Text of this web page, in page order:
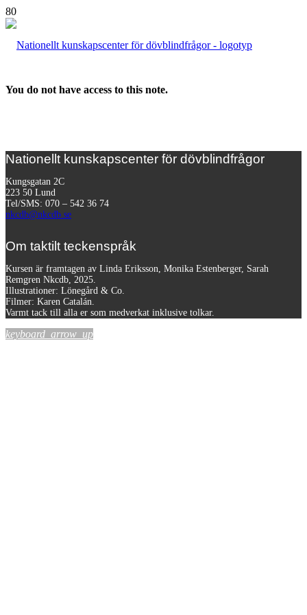
You do not have access to this note.
Nationellt kunskapscenter för dövblindfrågor
Kungsgatan 2C
223 50 Lund
Tel/SMS: 070 – 542 36 74
nkcdb@nkcdb.se
Om taktilt teckenspråk
Kursen är framtagen av Linda Eriksson, Monika Estenberger, Sarah
Remgren Nkcdb, 2025.
Illustrationer: Lönegård & Co.
Filmer: Karen Catalán.
Varmt tack till alla er som medverkat inklusive tolkar.
keyboard_arrow_up